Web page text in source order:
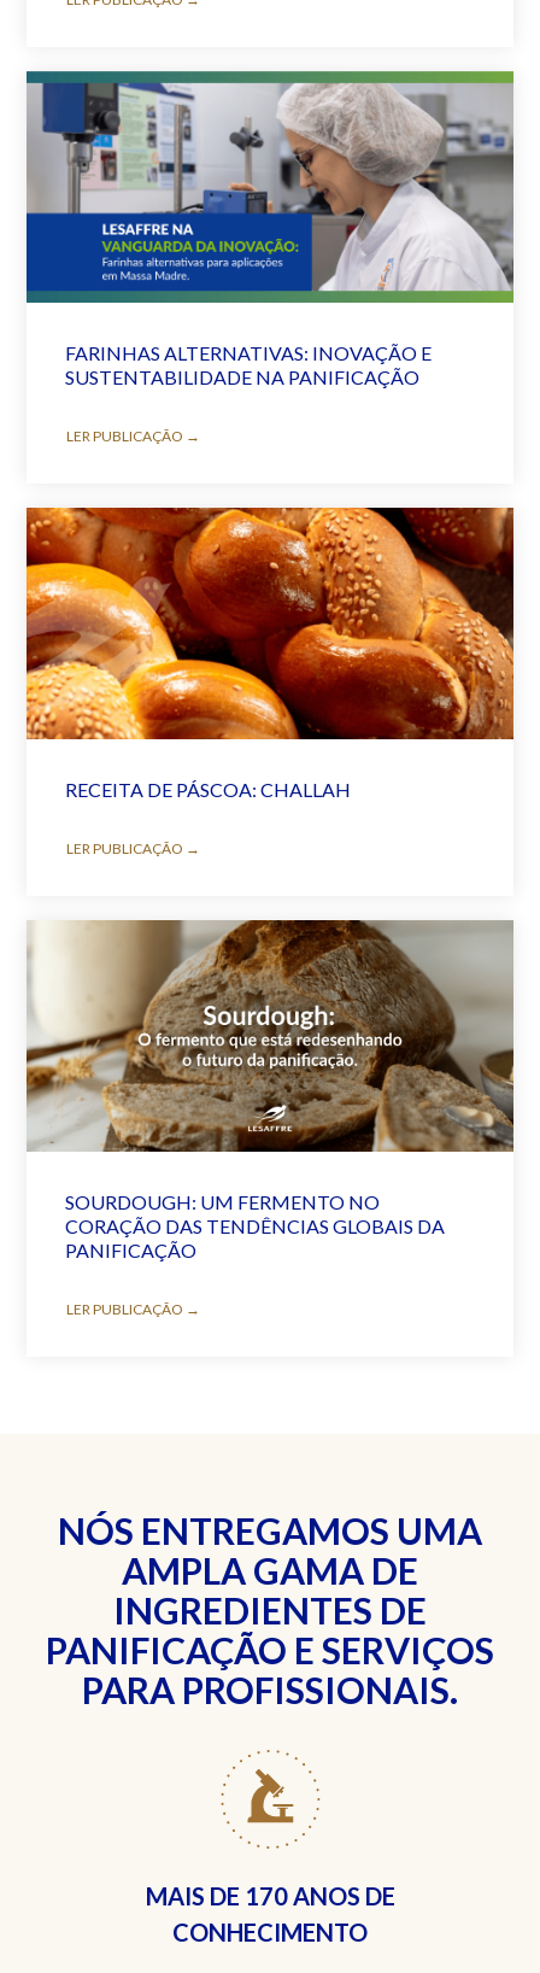
FARINHAS ALTERNATIVAS: INOVAÇÃO E
SUSTENTABILIDADE NA PANIFICAÇÃO
LER PUBLICAÇÃO →
RECEITA DE PÁSCOA: CHALLAH
LER PUBLICAÇÃO →
SOURDOUGH: UM FERMENTO NO
CORAÇÃO DAS TENDÊNCIAS GLOBAIS DA
PANIFICAÇÃO
LER PUBLICAÇÃO →
NÓS ENTREGAMOS UMA
AMPLA GAMA DE
INGREDIENTES DE
PANIFICAÇÃO E SERVIÇOS
PARA PROFISSIONAIS.
MAIS DE 170 ANOS DE
CONHECIMENTO